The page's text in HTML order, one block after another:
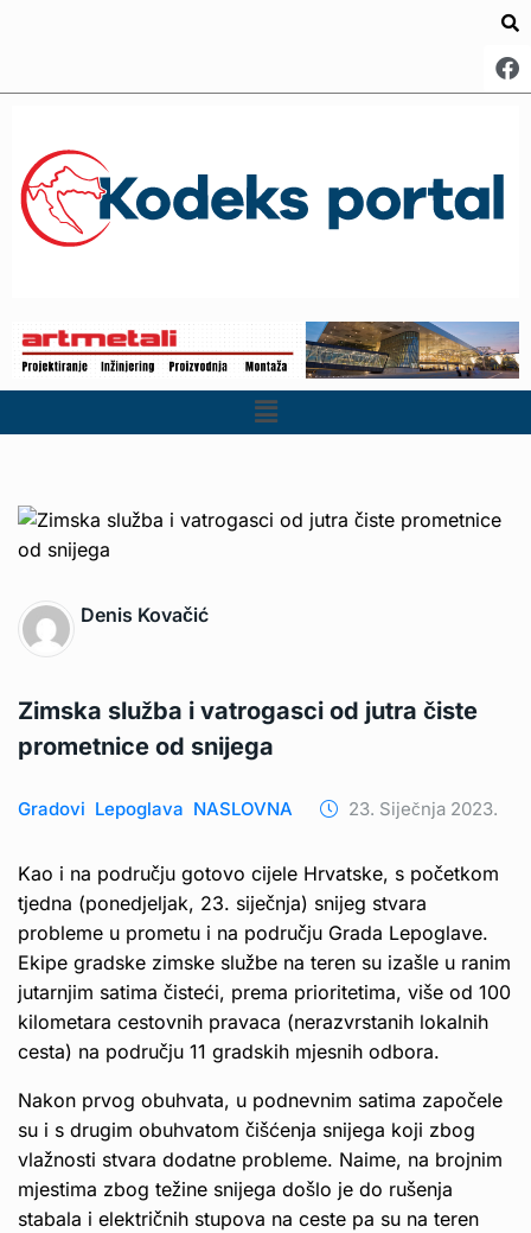
Denis Kovačić
Zimska služba i vatrogasci od jutra čiste
prometnice od snijega
Gradovi Lepoglava NASLOVNA 23. Siječnja 2023.
Kao i na području gotovo cijele Hrvatske, s početkom
tjedna (ponedjeljak, 23. siječnja) snijeg stvara
probleme u prometu i na području Grada Lepoglave.
Ekipe gradske zimske službe na teren su izašle u ranim
jutarnjim satima čisteći, prema prioritetima, više od 100
kilometara cestovnih pravaca (nerazvrstanih lokalnih
cesta) na području 11 gradskih mjesnih odbora.
Nakon prvog obuhvata, u podnevnim satima započele
su i s drugim obuhvatom čišćenja snijega koji zbog
vlažnosti stvara dodatne probleme. Naime, na brojnim
mjestima zbog težine snijega došlo je do rušenja
stabala i električnih stupova na ceste pa su na teren